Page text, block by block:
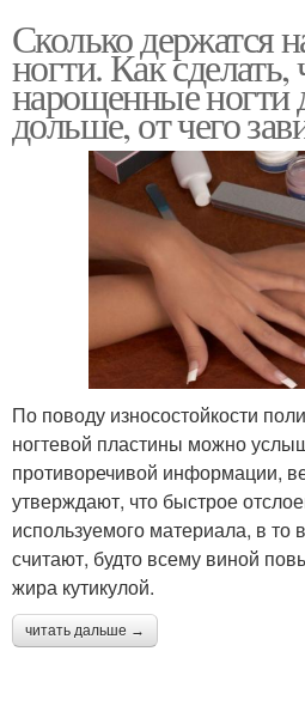
Сколько держатся
ногти. Как
нарощенные ногти
дольше, от чего
По поводу износостойкости
ногтевой пластины можно
противоречивой информации,
утверждают, что быстрое
используемого материала, в то
считают, будто всему виной
жира кутикулой.
читать дальше →